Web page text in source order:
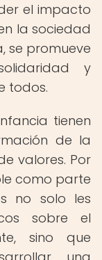
el impacto
la sociedad
se promueve
y
todos.
tienen
de la
valores. Por
como parte
no solo les
sobre el
sino que